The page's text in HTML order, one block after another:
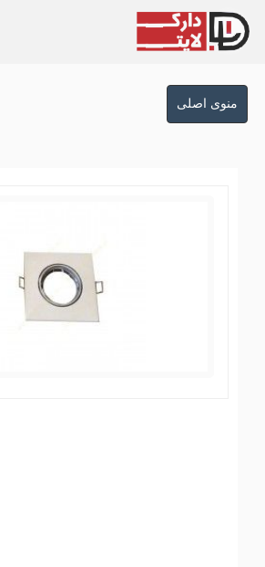
منوی
اصلی
منوی اصلی